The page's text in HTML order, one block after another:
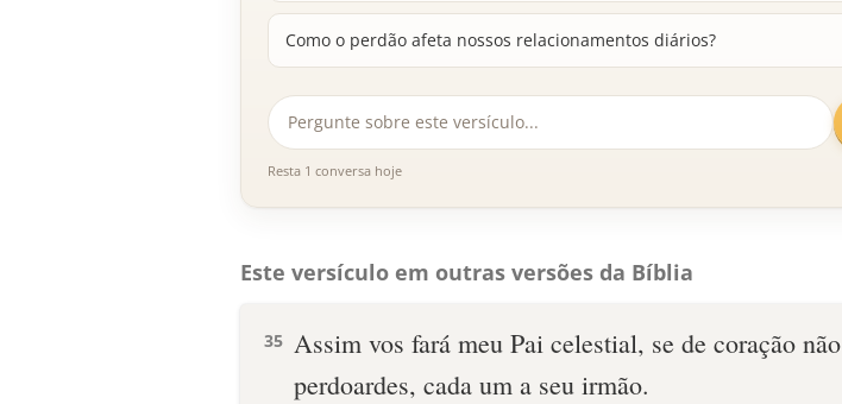
Como o perdão afeta nossos relacionamentos diários?
Resta 1 conversa hoje
Este versículo em outras versões da Bíblia
35 Assim vos fará meu Pai celestial, se de coração não
perdoardes, cada um a seu irmão.